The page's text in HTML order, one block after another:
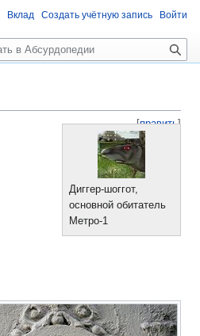
[править]
Диггер-шоггот,
основной обитатель
Метро-1
Вклад Создать учётную запись Войти